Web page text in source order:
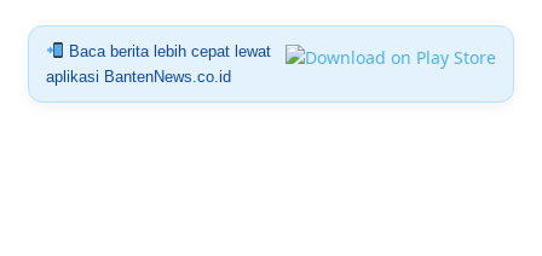
Baca berita lebih cepat lewat
aplikasi BantenNews.co.id